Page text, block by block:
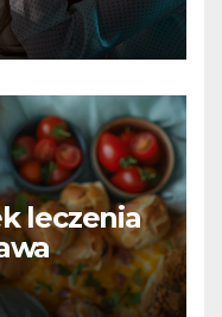
leczenia